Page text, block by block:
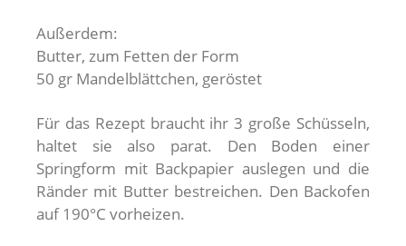
Außerdem:
Butter, zum Fetten der Form
50 gr Mandelblättchen, geröstet
Für das Rezept braucht ihr 3 große Schüsseln,
haltet sie also parat. Den Boden einer
Springform mit Backpapier auslegen und die
Ränder mit Butter bestreichen. Den Backofen
auf 190°C vorheizen.